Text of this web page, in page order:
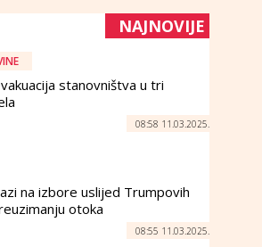
NAJNOVIJE
stanovništva u tri
08:58 11.03.2025.
na izbore uslijed Trumpovih
otoka
08:55 11.03.2025.